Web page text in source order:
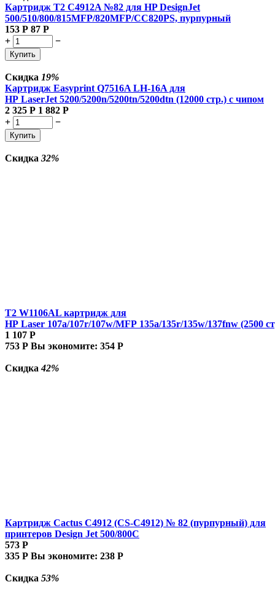
Картридж T2 C4912A №82 для HP DesignJet
500/510/800/815MFP/820MFP/CC820PS, пурпурный
153 Р 87 Р
+
−
Купить
Скидка 19%
Картридж Easyprint Q7516A LH-16A для
HP LaserJet 5200/5200n/5200tn/5200dtn (12000 стр.) с чипом
2 325 Р 1 882 Р
+
−
Купить
Скидка 32%
T2 W1106AL картридж для
HP Laser 107a/107r/107w/MFP 135a/135r/135w/137fnw (2500
1 107 Р
753 Р Вы экономите: 354 Р
Скидка42%
Картридж Cactus C4912 (CS-C4912) № 82 (пурпурный) для
принтеров Design Jet 500/800C
573 Р
335 Р Вы экономите: 238 Р
Скидка 53%